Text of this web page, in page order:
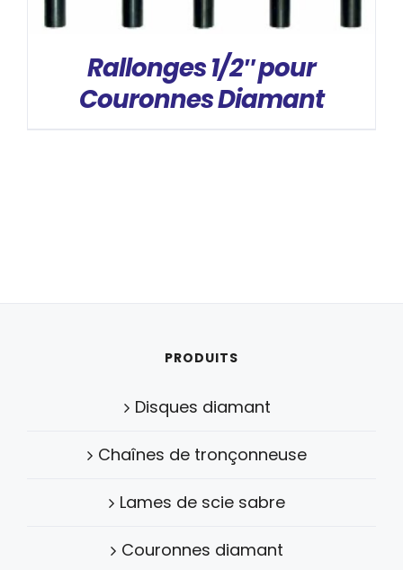
Rallonges 1/2″ pour
Couronnes Diamant
PRODUITS
Disques diamant
Chaînes de tronçonneuse
Lames de scie sabre
Couronnes diamant